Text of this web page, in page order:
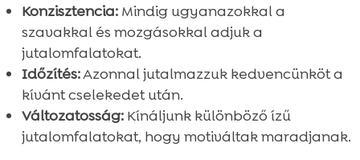
Konzisztencia:Mindig ugyanazokkal a
szavakkal és mozgásokkal adjuk a
jutalomfalatokat.
Időzítés:Azonnal jutalmazzuk kedvencünköt a
kívánt cselekedet után.
Változatosság:Kínáljunk különböző ízű
jutalomfalatokat, hogy motiváltak maradjanak.